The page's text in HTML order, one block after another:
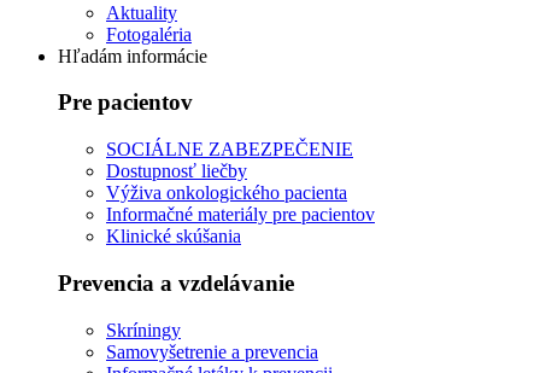
Aktuality
Fotogaléria
Hľadám informácie
Pre pacientov
SOCIÁLNE ZABEZPEČENIE
Dostupnosť liečby
Výživa onkologického pacienta
Informačné materiály pre pacientov
Klinické skúšania
Prevencia a vzdelávanie
Skríningy
Samovyšetrenie a prevencia